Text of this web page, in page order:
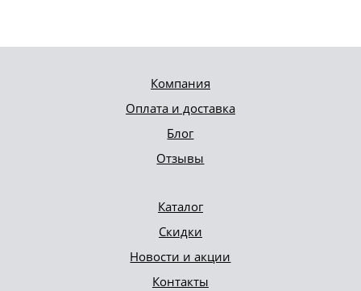
Компания
Оплата и доставка
Блог
Отзывы
Каталог
Скидки
Новости и акции
Контакты